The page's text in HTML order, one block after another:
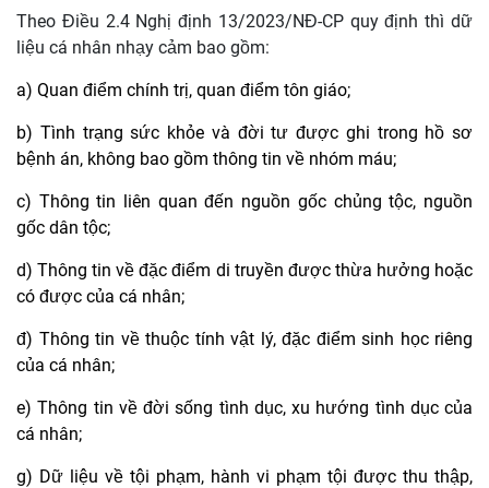
Theo Điều 2.4 Nghị định 13/2023/NĐ-CP quy định thì dữ
liệu cá nhân nhạy cảm bao gồm:
a) Quan điểm ​​chính trị, quan điểm tôn giáo;
b) Tình trạng sức khỏe và đời tư được ghi trong hồ sơ
bệnh án, không bao gồm thông tin về nhóm máu;
c) Thông tin liên quan đến nguồn gốc chủng tộc, nguồn
gốc dân tộc;
d) Thông tin về đặc điểm di truyền được thừa hưởng hoặc
có được của cá nhân;
đ) Thông tin về thuộc tính vật lý, đặc điểm sinh học riêng
của cá nhân;
e) Thông tin về đời sống tình dục, xu hướng tình dục của
cá nhân;
g) Dữ liệu về tội phạm, hành vi phạm tội được thu thập,